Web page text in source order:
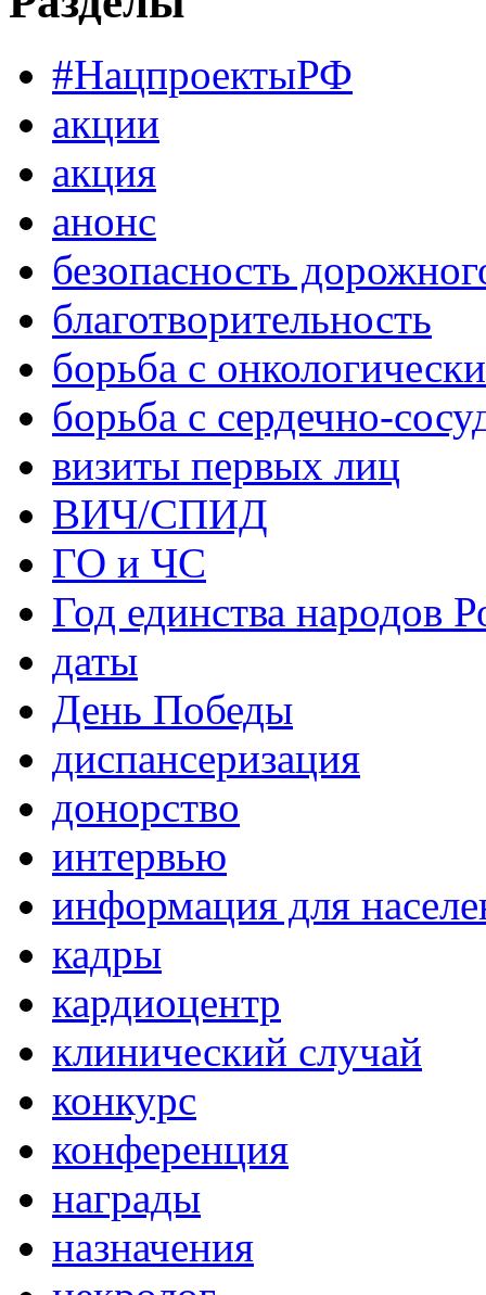
#НацпроектыРФ
акции
акция
анонс
безопасность
благотворительность
борьба с
борьба с сердечно-
визиты первых лиц
ВИЧ/СПИД
ГО и ЧС
Год единства народов
даты
День Победы
диспансеризация
донорство
интервью
информация для
кадры
кардиоцентр
клинический случай
конкурс
конференция
награды
назначения